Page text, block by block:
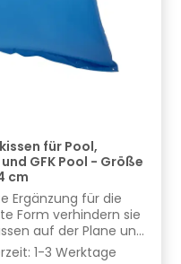
für Pool,
GFK Pool - Größe
cm
Ergänzung für die
Form verhindern sie
auf der Plane und
Winter. Wasser,
1-3 Werktage